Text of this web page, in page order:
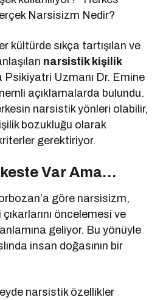
Narsisizm Nedir?
kültürde sıkça tartışılan ve
narsistik kişilik
Psikiyatri Uzmanı Dr. Emine
açıklamalarda bulundu.
narsistik yönleri olabilir,
bozukluğu olarak
gerektiriyor.
Var Ama…
göre narsisizm,
öncelemesi ve
geliyor. Bu yönüyle
insan doğasının bir
narsistik özellikler